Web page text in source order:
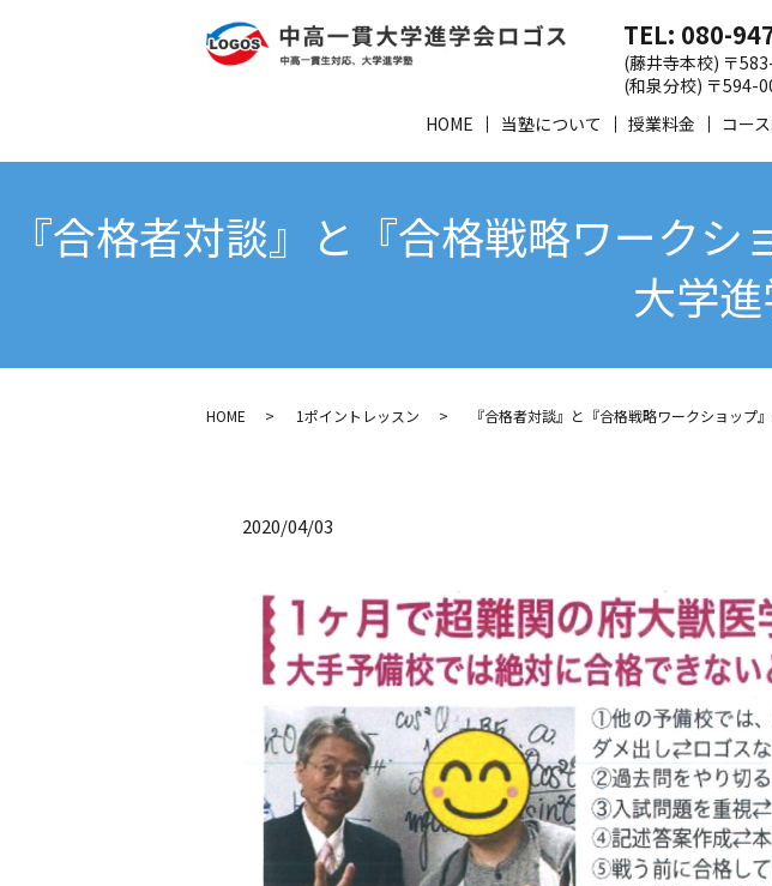
HOME 当塾について 授業料金 コー
TEL: 080-
(藤井寺本校) 〒
(和泉分校) 〒594-
『合格者対談』と『合格戦略ワーク
大学
HOME 1ポイントレッスン 『合格者対談』と『合格戦略ワークショップ
2020/04/03